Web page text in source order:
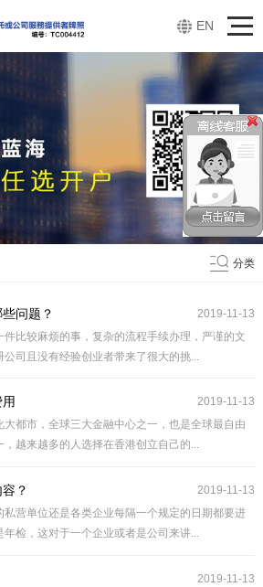
EN
分类
2019-11-13
问题？
比较麻烦的事，复杂的流程手续办理，严谨的文
司且没有经验创业者带来了很大的挑...
2019-11-13
都市，全球三大金融中心之一，也是全球最自由
越来越多的人选择在香港创立自己的...
2019-11-13
？
营单位还是各类企业每隔一个规定的日期都要进
检，这对于一个企业或者是公司来讲...
2019-11-13